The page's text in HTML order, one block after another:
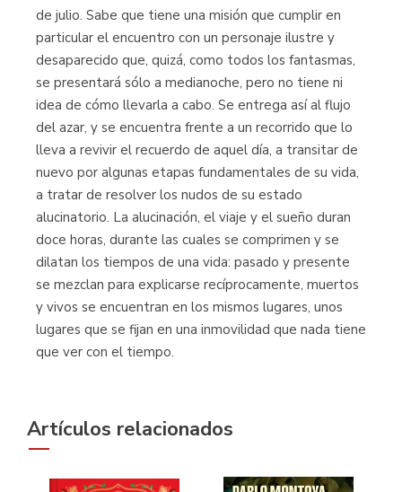
de julio. Sabe que tiene una misión que cumplir en
particular el encuentro con un personaje ilustre y
desaparecido que, quizá, como todos los fantasmas,
se presentará sólo a medianoche, pero no tiene ni
idea de cómo llevarla a cabo. Se entrega así al flujo
del azar, y se encuentra frente a un recorrido que lo
lleva a revivir el recuerdo de aquel día, a transitar de
nuevo por algunas etapas fundamentales de su vida,
a tratar de resolver los nudos de su estado
alucinatorio. La alucinación, el viaje y el sueño duran
doce horas, durante las cuales se comprimen y se
dilatan los tiempos de una vida: pasado y presente
se mezclan para explicarse recíprocamente, muertos
y vivos se encuentran en los mismos lugares, unos
lugares que se fijan en una inmovilidad que nada tiene
que ver con el tiempo.
Artículos relacionados